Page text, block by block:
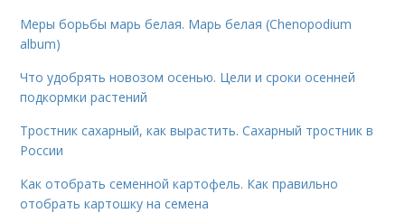
Меры борьбы марь белая. Марь белая (Chenopodium
album)
Что удобрять новозом осенью. Цели и сроки осенней
подкормки растений
Тростник сахарный, как вырастить. Сахарный тростник в
России
Как отобрать семенной картофель. Как правильно
отобрать картошку на семена